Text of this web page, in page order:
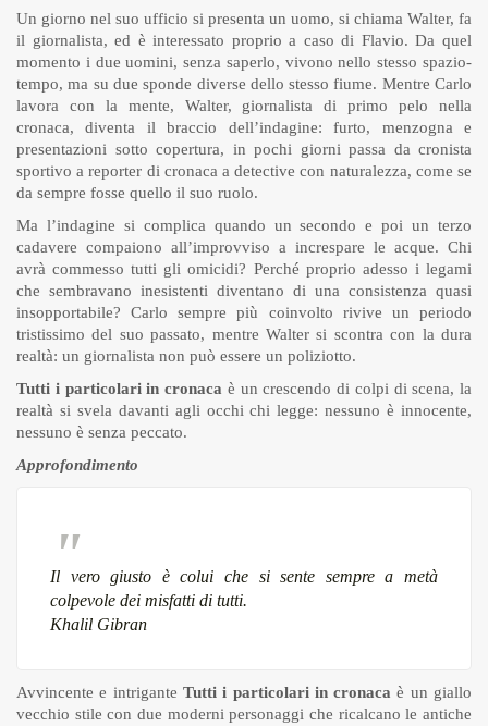
Un giorno nel suo ufficio si presenta un uomo, si chiama Walter, fa
il giornalista, ed è interessato proprio a caso di Flavio. Da quel
momento i due uomini, senza saperlo, vivono nello stesso spazio-
tempo, ma su due sponde diverse dello stesso fiume. Mentre Carlo
lavora con la mente, Walter, giornalista di primo pelo nella
cronaca, diventa il braccio dell’indagine: furto, menzogna e
presentazioni sotto copertura, in pochi giorni passa da cronista
sportivo a reporter di cronaca a detective con naturalezza, come se
da sempre fosse quello il suo ruolo.
Ma l’indagine si complica quando un secondo e poi un terzo
cadavere compaiono all’improvviso a increspare le acque. Chi
avrà commesso tutti gli omicidi? Perché proprio adesso i legami
che sembravano inesistenti diventano di una consistenza quasi
insopportabile? Carlo sempre più coinvolto rivive un periodo
tristissimo del suo passato, mentre Walter si scontra con la dura
realtà: un giornalista non può essere un poliziotto.
Tutti i particolari in cronaca è un crescendo di colpi di scena, la
realtà si svela davanti agli occhi chi legge: nessuno è innocente,
nessuno è senza peccato.
Approfondimento
Il vero giusto è colui che si sente sempre a metà
colpevole dei misfatti di tutti.
Khalil Gibran
Avvincente e intrigante Tutti i particolari in cronaca è un giallo
vecchio stile con due moderni personaggi che ricalcano le antiche